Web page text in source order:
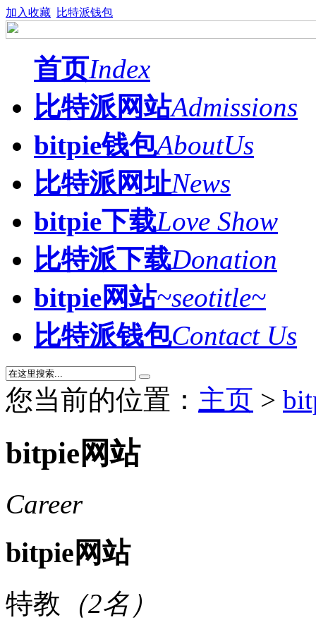
加入收藏 比特派钱包
首页Index
比特派网站Admissions
bitpie钱包AboutUs
比特派网址News
bitpie下载Love Show
比特派下载Donation
bitpie网站~seotitle~
比特派钱包Contact Us
您当前的位置： 主页 >
bitpie网站
Career
bitpie网站
特教 （2名）